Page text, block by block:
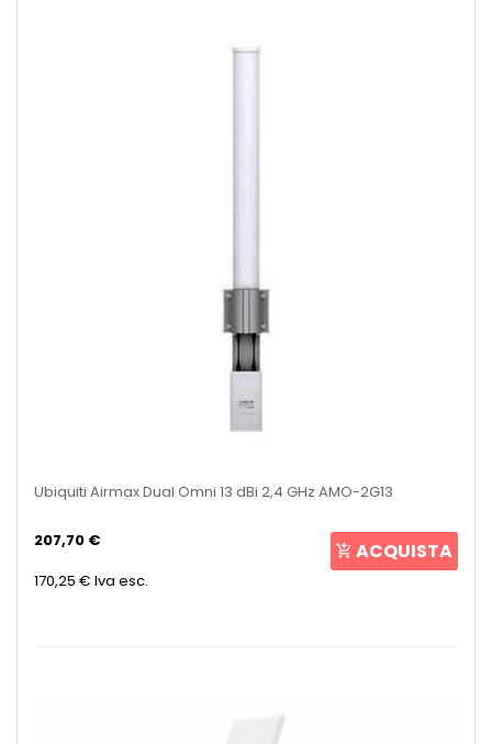
Ubiquiti Airmax Dual Omni 13 dBi 2,4 GHz AMO-2G13
207,70 €
170,25 € Iva esc.
ACQUISTA